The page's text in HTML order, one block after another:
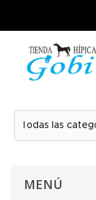
MENÚ